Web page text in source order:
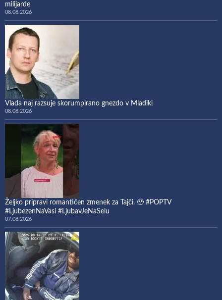
milijarde
08.08.2026
Vlada naj razsuje skorumpirano gnezdo v Mladiki
08.08.2026
Željko pripravi romantičen zmenek za Tajči. 🥹 #POPTV
#LjubezenNaVasi #LjubavJeNaSelu
07.08.2026